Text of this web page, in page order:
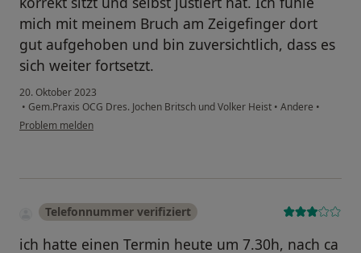
mich mit meinem Bruch am Zeigefinger dort
gut aufgehoben und bin zuversichtlich, dass es
sich weiter fortsetzt.
20. Oktober 2023
• Gem.Praxis OCG Dres. Jochen Britsch und Volker Heist • Andere •
Problem melden
Telefonnummer verifiziert
ich hatte einen Termin heute um 7.30h, nach ca